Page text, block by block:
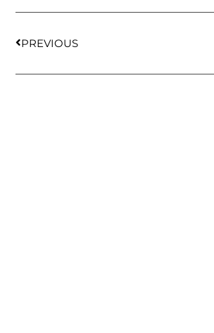
PREVIOUS